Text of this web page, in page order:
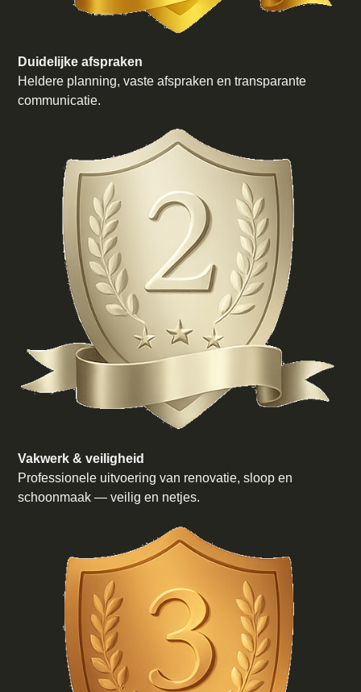
Duidelijke afspraken
Heldere planning, vaste afspraken en transparante
communicatie.
Vakwerk & veiligheid
Professionele uitvoering van renovatie, sloop en
schoonmaak — veilig en netjes.